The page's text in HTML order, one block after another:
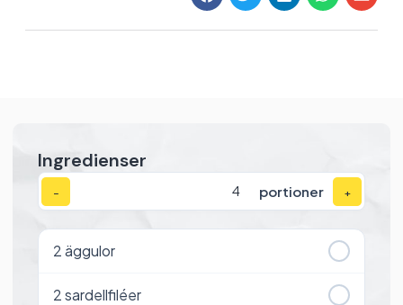
Ingredienser
− portioner +
2äggulor
2sardellfiléer